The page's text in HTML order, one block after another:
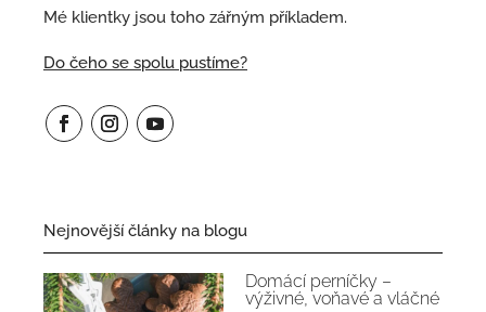
Mé klientky jsou toho zářným příkladem.
Do čeho se spolu pustíme?
Nejnovější články na blogu
Domácí perníčky –
výživné, voňavé a vláčné